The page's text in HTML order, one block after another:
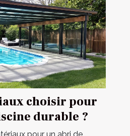
choisir pour
durable ?